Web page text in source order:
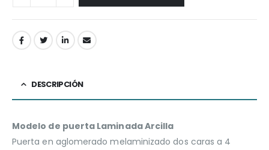
DESCRIPCIÓN
Modelo de puerta Laminada Arcilla
Puerta en aglomerado melaminizado dos caras a 4